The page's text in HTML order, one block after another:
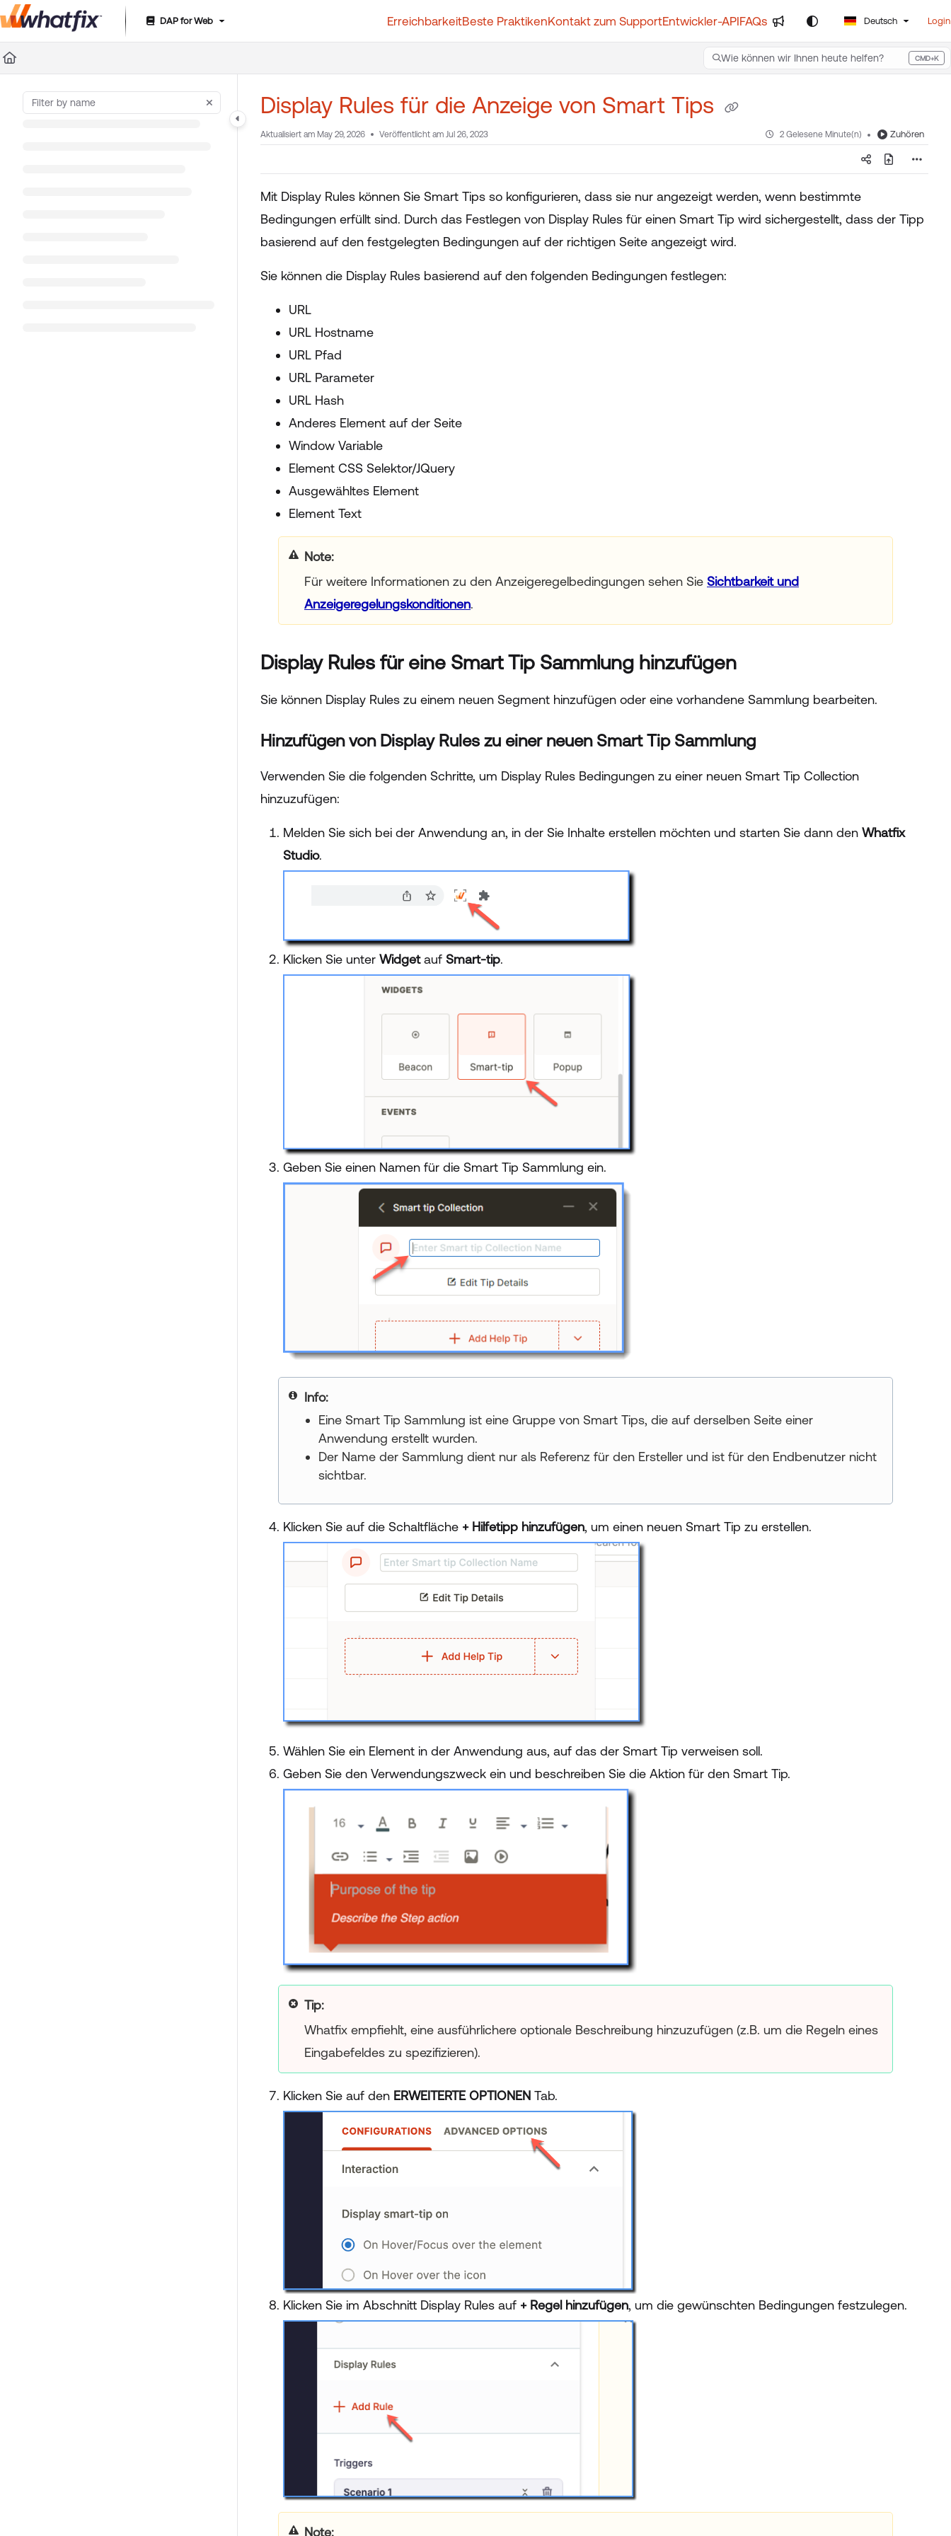
Documentation Index
Fetch the complete documentation index at:
DAP for Web ErreichbarkeitBeste PraktikenKontakt zum SupportEntwickler-APIFAQs Deutsch Login
Wie können wir Ihnen heute helfen? CMD+K
Press CMD+K to open search
Display Rules für die Anzeige von Smart Tips
Aktualisiert am May 29, 2026 Veröffentlicht am Jul 26, 2023 2 Gelesene Minute(n) Zuhören
Mit Display Rules können Sie Smart Tips so konfigurieren, dass sie nur angezeigt werden, wenn bestimmte
Bedingungen erfüllt sind. Durch das Festlegen von Display Rules für einen Smart Tip wird sichergestellt, dass der Tipp
basierend auf den festgelegten Bedingungen auf der richtigen Seite angezeigt wird.
Sie können die Display Rules basierend auf den folgenden Bedingungen festlegen:
URL
URL Hostname
URL Pfad
URL Parameter
URL Hash
Anderes Element auf der Seite
Window Variable
Element CSS Selektor/JQuery
Ausgewähltes Element
Element Text
Note
Für weitere Informationen zu den Anzeigeregelbedingungen sehen Sie Sichtbarkeit und
Anzeigeregelungskonditionen.
Display Rules für eine Smart Tip Sammlung hinzufügen
Sie können Display Rules zu einem neuen Segment hinzufügen oder eine vorhandene Sammlung bearbeiten.
Hinzufügen von Display Rules zu einer neuen Smart Tip Sammlung
Verwenden Sie die folgenden Schritte, um Display Rules Bedingungen zu einer neuen Smart Tip Collection
hinzuzufügen:
Melden Sie sich bei der Anwendung an, in der Sie Inhalte erstellen möchten und starten Sie dann den Whatfix
Studio.
Klicken Sie unter Widgetauf Smart-tip.
Geben Sie einen Namen für die Smart Tip Sammlung ein.
Infos
Eine Smart Tip Sammlung ist eine Gruppe von Smart Tips, die auf derselben Seite einer
Anwendung erstellt wurden.
Der Name der Sammlung dient nur als Referenz für den Ersteller und ist für den Endbenutzer nicht
sichtbar.
Klicken Sie auf die Schaltfläche + Hilfetipp hinzufügen, um einen neuen Smart Tip zu erstellen.
Wählen Sie ein Element in der Anwendung aus, auf das der Smart Tip verweisen soll.
Geben Sie den Verwendungszweck ein und beschreiben Sie die Aktion für den Smart Tip.
Tip:
Whatfix empfiehlt, eine ausführlichere optionale Beschreibung hinzuzufügen (z.B. um die Regeln eines
Eingabefeldes zu spezifizieren).
Klicken Sie auf den ERWEITERTE OPTIONEN Tab.
Klicken Sie im Abschnitt Display Rules auf + Regel hinzufügen, um die gewünschten Bedingungen festzulegen.
Note